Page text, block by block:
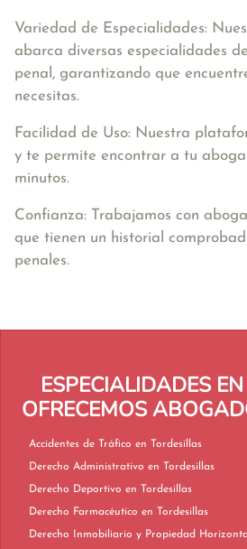
Variedad de Especialidades:
abarca diversas especialidades
penal, garantizando que
necesitas.
Facilidad de Uso: Nuestra
y te permite encontrar a tu
minutos.
Confianza: Trabajamos con
que tienen un historial
penales.
ESPECIALIDADES
OFRECEMOS
Accidentes de Tráfico en Tordesillas
Derecho Administrativo en Tordesillas
Derecho Deportivo en Tordesillas
Derecho Farmacéutico en Tordesillas